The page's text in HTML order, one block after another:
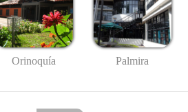
Orinoquía Palmira